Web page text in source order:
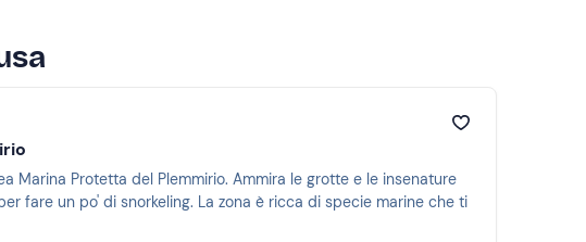
Marina Protetta del Plemmirio. Ammira le grotte e le insenature
fare un po' di snorkeling. La zona è ricca di specie marine che ti